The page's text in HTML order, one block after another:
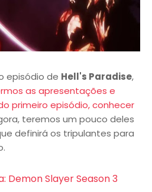
episódio de Hell's Paradise,
as apresentações e
primeiro episódio, conhecer
teremos um pouco deles
definirá os tripulantes para
Demon Slayer Season 3